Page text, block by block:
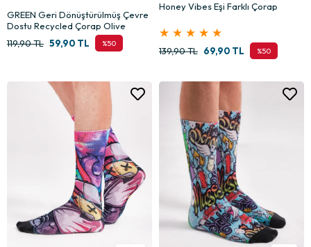
GREEN Geri Dönüştürülmüş Çevre
Dostu Recycled Çorap Olive
%50
59,90 TL
119,90 TL
Honey Vibes Eşi Farklı Çorap
★ ★ ★ ★ ★
%50
69,90 TL
139,90 TL